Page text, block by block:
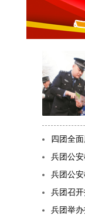
四团全
兵团公
兵团公
兵团召
兵团举